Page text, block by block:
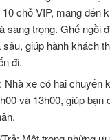
chỗ VIP, mang đến
sang trọng. Ghế ngồi
giúp hành khách
đi.
Nhà xe có hai chuyến
và 13h00, giúp bạn